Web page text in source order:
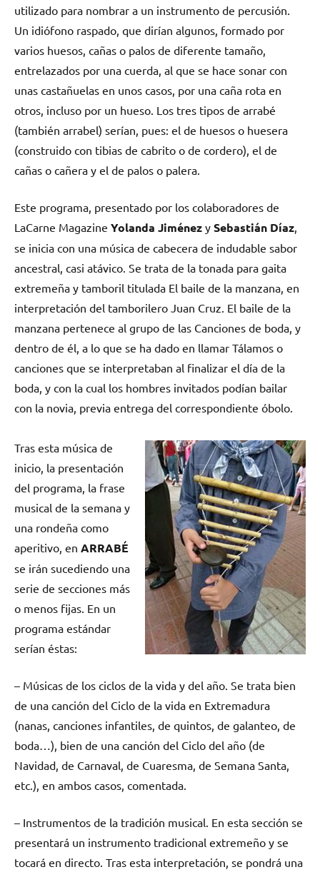
utilizado para nombrar a un instrumento de percusión.
Un idiófono raspado, que dirían algunos, formado por
varios huesos, cañas o palos de diferente tamaño,
entrelazados por una cuerda, al que se hace sonar con
unas castañuelas en unos casos, por una caña rota en
otros, incluso por un hueso. Los tres tipos de arrabé
(también arrabel) serían, pues: el de huesos o huesera
(construido con tibias de cabrito o de cordero), el de
cañas o cañera y el de palos o palera.
Este programa, presentado por los colaboradores de
LaCarne Magazine Yolanda Jiménez y Sebastián Díaz
se inicia con una música de cabecera de indudable sabor
ancestral, casi atávico. Se trata de la tonada para gaita
extremeña y tamboril titulada El baile de la manzana, en
interpretación del tamborilero Juan Cruz. El baile de la
manzana pertenece al grupo de las Canciones de boda, y
dentro de él, a lo que se ha dado en llamar Tálamos o
canciones que se interpretaban al finalizar el día de la
boda, y con la cual los hombres invitados podían bailar
con la novia, previa entrega del correspondiente óbolo.
Tras esta música de
inicio, la presentación
del programa, la frase
musical de la semana y
una rondeña como
aperitivo, en ARRABÉ
se irán sucediendo una
serie de secciones más
o menos fijas. En un
programa estándar
serían éstas:
– Músicas de los ciclos de la vida y del año. Se trata bien
de una canción del Ciclo de la vida en Extremadura
(nanas, canciones infantiles, de quintos, de galanteo, de
boda…), bien de una canción del Ciclo del año (de
Navidad, de Carnaval, de Cuaresma, de Semana Santa,
etc.), en ambos casos, comentada.
– Instrumentos de la tradición musical. En esta sección se
presentará un instrumento tradicional extremeño y se
tocará en directo. Tras esta interpretación, se pondrá una